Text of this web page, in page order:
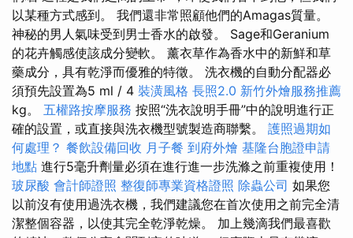
以某種方式感到。 我們還非常照顧他們的Amagas質量。
神秘的男人氣味受到男士香水的啟發。 Sage和Geranium
的花卉觸感使該成分變軟。 薰衣草作為香水中的新鮮和草
藥成分，具有乾淨而優雅的特徵。 洗衣機的自動分配器必
須預先設置為5 ml / 4 裝潢風格 長照2.0 新竹外燴服務推薦
kg。 五權路按摩服務 按照“洗衣說明手冊”中的說明進行正
確的設置，或直接與洗衣機型號製造商聯繫。 護照過期如
何處理？ 餐飲設備回收 月子餐 到府外燴 基隆台胞證申請
地點 進行5毫升劑量必須在進行進一步洗滌之前重複使用！
玻尿酸 會計師證照 整復師專業資格證照 除蟲公司 如果您
以前沒有使用過洗衣機，我們建議您在首次使用之前完全清
潔整個容器，以使其完全乾淨乾燥。 加上幾滴我們最喜歡